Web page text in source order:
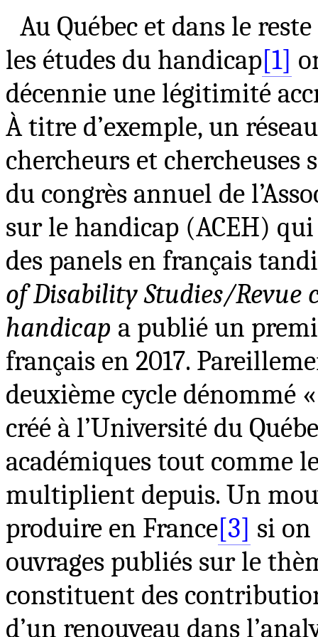
Au Québec et dans le
les études du handicap[1]
décennie une légitimité
À titre d’exemple, un
chercheurs et chercheuses
du congrès annuel de
sur le handicap (ACEH)
des panels en français
of Disability Studies/Revue
handicap a publié un
français en 2017.
deuxième cycle dénommé
créé à l’Université du
académiques tout comme
multiplient depuis. Un
produire en France[3] si
ouvrages publiés sur le
constituent des
d’un renouveau dans